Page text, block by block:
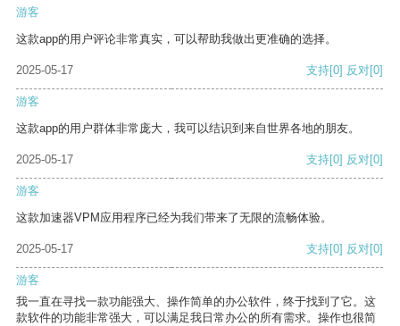
游客
这款app的用户评论非常真实，可以帮助我做出更准确的选择。
2025-05-17 支持[0] 反对[0]
游客
这款app的用户群体非常庞大，我可以结识到来自世界各地的朋友。
2025-05-17 支持[0] 反对[0]
游客
这款加速器VPM应用程序已经为我们带来了无限的流畅体验。
2025-05-17 支持[0] 反对[0]
游客
我一直在寻找一款功能强大、操作简单的办公软件，终于找到了它。这
款软件的功能非常强大，可以满足我日常办公的所有需求。操作也很简